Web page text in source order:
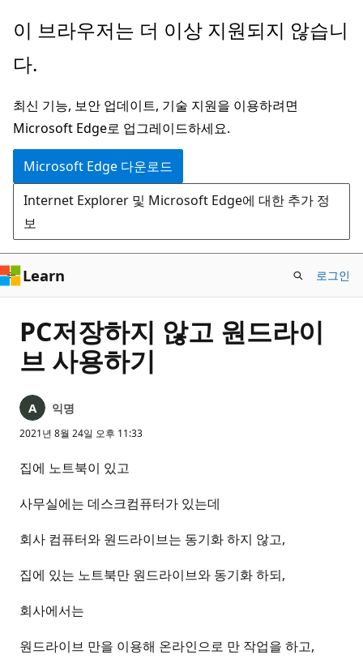
주
콘
츠
로
건
너
뛰
기
이 브라우저는 더 이상 지원되지 않습니
다.
최신 기능, 보안 업데이트, 기술 지원을 이용하려면
Microsoft Edge로 업그레이드하세요.
Microsoft Edge 다운로드
Internet Explorer 및 Microsoft Edge에 대한 추가 정
보
Learn 로그인
PC저장하지 않고 원드라이
브 사용하기
익명
2021년 8월 24일 오후 11:33
집에 노트북이 있고
사무실에는 데스크컴퓨터가 있는데
회사 컴퓨터와 원드라이브는 동기화 하지 않고,
집에 있는 노트북만 원드라이브와 동기화 하되,
회사에서는
원드라이브 만을 이용해 온라인으로 만 작업을 하고,